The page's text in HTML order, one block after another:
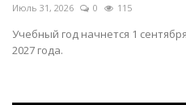
Июль 31, 2026 0 115
Учебный год начнется 1
2027 года.